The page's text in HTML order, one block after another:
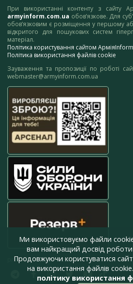
При використанні контенту з сайту
armyinform.com.ua обов’язкове. Для
обов’язковим є розміщення у першому
відкритого для пошукових систем
матеріал.
Політика користування сайтом АрміяInform
Політика використання файлів cookie
Зауваження та пропозиції по роботі
webmaster@armyinform.com.ua
press@armyinform.com.ua
Ми використовуємо файли
вам найкращий досвід роботи
Продовжуючи користуватися
на використання файлів
політику використання